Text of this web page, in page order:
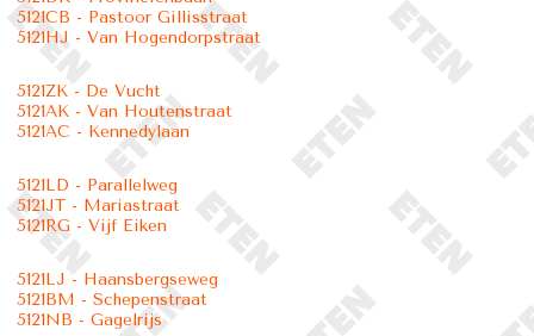
5121CB - Pastoor Gillisstraat
5121HJ - Van Hogendorpstraat
5121ZK - De Vucht
5121AK - Van Houtenstraat
5121AC - Kennedylaan
5121LD - Parallelweg
5121JT - Mariastraat
5121RG - Vijf Eiken
5121LJ - Haansbergseweg
5121BM - Schepenstraat
5121NB - Gagelrijs